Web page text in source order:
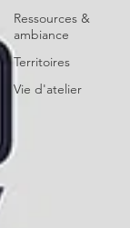
Ressources &
ambiance
Territoires
Vie d'atelier